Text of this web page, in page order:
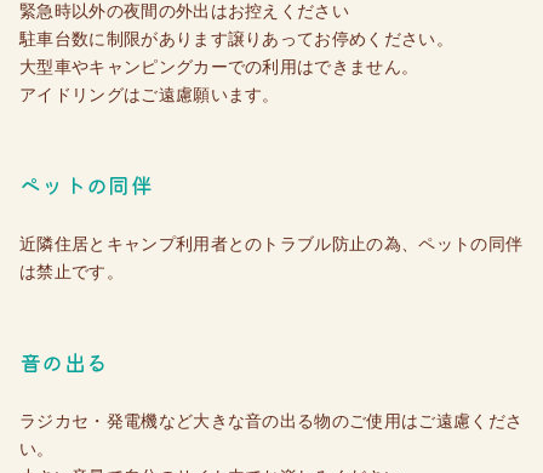
緊急時以外の夜間の外出はお控えください
駐車台数に制限があります譲りあってお停めください。
大型車やキャンピングカーでの利用はできません。
アイドリングはご遠慮願います。
ペットの同伴
近隣住居とキャンプ利用者とのトラブル防止の為、ペットの同伴
は禁止です。
音の出る
ラジカセ・発電機など大きな音の出る物のご使用はご遠慮くださ
い。